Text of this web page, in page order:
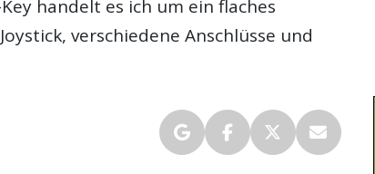
handelt es ich um ein flaches
verschiedene Anschlüsse und